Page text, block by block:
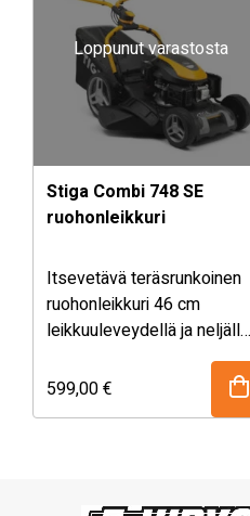
Loppunut varastosta
Stiga Combi 748 SE
ruohonleikkuri
Itsevetävä teräsrunkoinen
ruohonleikkuri 46 cm
leikkuuleveydellä ja neljällä
keräys, sivulle- ja
599,00€